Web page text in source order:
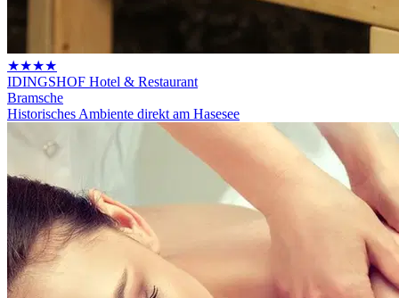
★★★★
IDINGSHOF Hotel & Restaurant
Bramsche
Historisches Ambiente direkt am Hasesee